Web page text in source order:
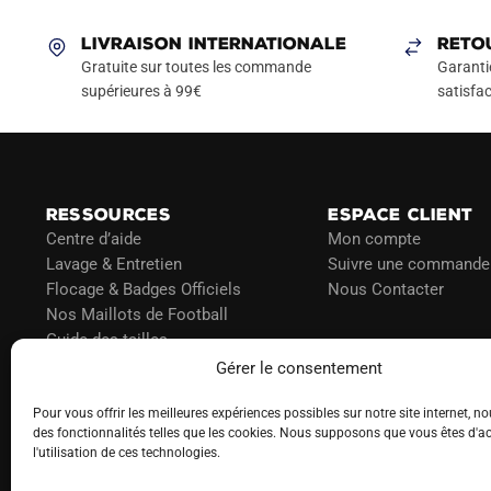
Gérer le consentement
Pour vous offrir les meilleures expériences possibles sur notre site internet,
des fonctionnalités telles que les cookies. Nous supposons que vous êtes
l'utilisation de ces technologies.
Les
options
peuvent
page
du
produit
LIVRAISON INTERNATIONALE
Gratuite sur toutes les commande
supérieures à 99€
RESSOURCES
Centre d’aide
Lavage & Entretien
Flocage & Badges Officiels
Nos Maillots de Football
Guide des tailles
Blog
ESPACE CLIENT
Mon compte
Suivre une commande
Nous Contacter